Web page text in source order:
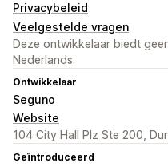
Privacybeleid
Veelgestelde vragen
Deze ontwikkelaar biedt
Nederlands.
Ontwikkelaar
Seguno
Website
104 City Hall Plz Ste 200,
Geïntroduceerd